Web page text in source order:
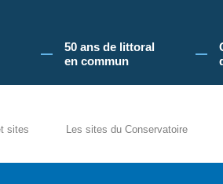
votre navigation sur le site du
50 ans de littoral
en commun​
sites Les sites du Conservatoire